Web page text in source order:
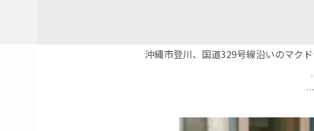
沖縄市登川、国道329号線沿いのマク